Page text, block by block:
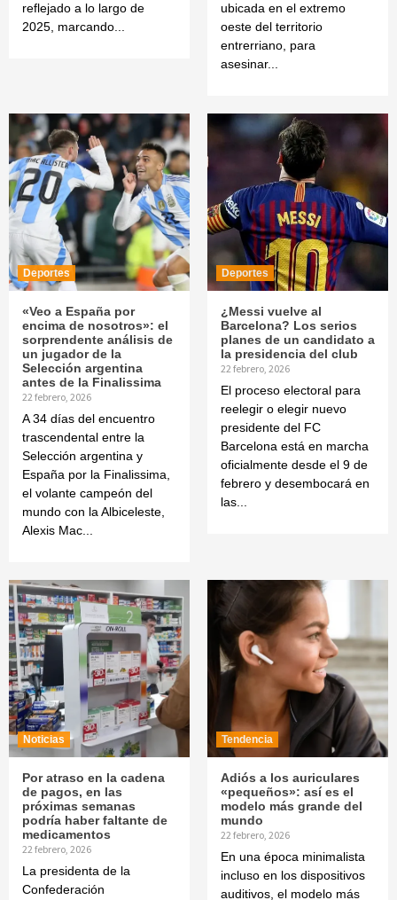
reflejado a lo largo de
2025, marcando...
ubicada en el extremo
oeste del territorio
entrerriano, para
asesinar...
Deportes
«Veo a España por
encima de nosotros»: el
sorprendente análisis de
un jugador de la
Selección argentina
antes de la Finalissima
22 febrero, 2026
A 34 días del encuentro
trascendental entre la
Selección argentina y
España por la Finalissima,
el volante campeón del
mundo con la Albiceleste,
Alexis Mac...
Deportes
¿Messi vuelve al
Barcelona? Los serios
planes de un candidato a
la presidencia del club
22 febrero, 2026
El proceso electoral para
reelegir o elegir nuevo
presidente del FC
Barcelona está en marcha
oficialmente desde el 9 de
febrero y desembocará en
las...
Noticias
Por atraso en la cadena
de pagos, en las
próximas semanas
podría haber faltante de
medicamentos
22 febrero, 2026
La presidenta de la
Confederación
Tendencia
Adiós a los auriculares
«pequeños»: así es el
modelo más grande del
mundo
22 febrero, 2026
En una época minimalista
incluso en los dispositivos
auditivos, el modelo más